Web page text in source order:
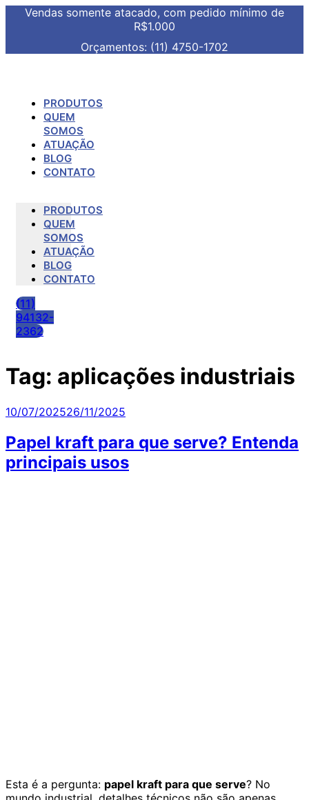
Vendas somente atacado, com pedido mínimo de
R$1.000
Orçamentos: (11) 4750-1702
PRODUTOS
QUEM
SOMOS
ATUAÇÃO
BLOG
CONTATO
PRODUTOS
QUEM
SOMOS
ATUAÇÃO
BLOG
CONTATO
(11)
94132-
2362
Tag: aplicações industriais
Publicado
10/07/202526/11/2025
Papel kraft para que serve? Entenda
principais usos
Esta é a pergunta: papel kraft para que serve? No